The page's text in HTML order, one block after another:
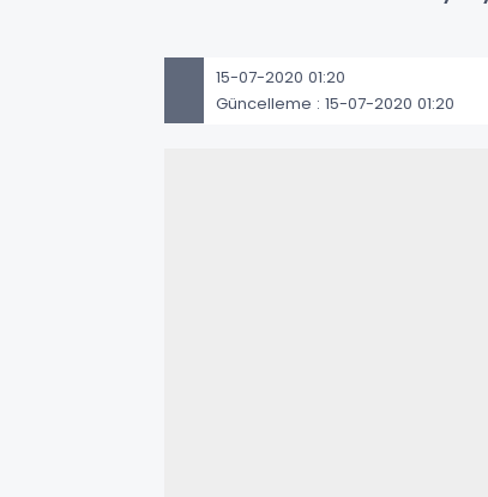
15-07-2020 01:20
Güncelleme : 15-07-2020 01:20